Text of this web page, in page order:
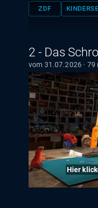
ZDF
2 - Das
vom 31.07.2026 · 79
Hier